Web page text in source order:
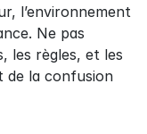
l’environnement
Ne pas
les règles, et les
de la confusion